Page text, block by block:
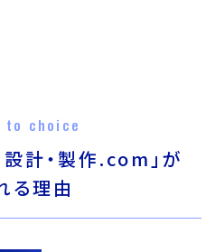
to choice
計・製作.com」が
る理由